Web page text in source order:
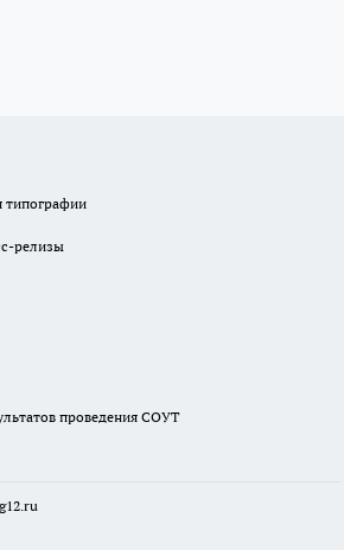
типографии
релизы
проведения СОУТ